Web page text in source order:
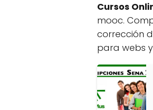
Cursos
mooc.
corrección
para webs